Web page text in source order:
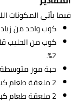
فيما يأتي المكونات
كوب واحد من
كوب من الحليب
2%.
حبة موز
2 ملعقة طعام كبيرة من جنين القمح.
2 ملعقة طعام كبيرة من مسحوق البروتين.